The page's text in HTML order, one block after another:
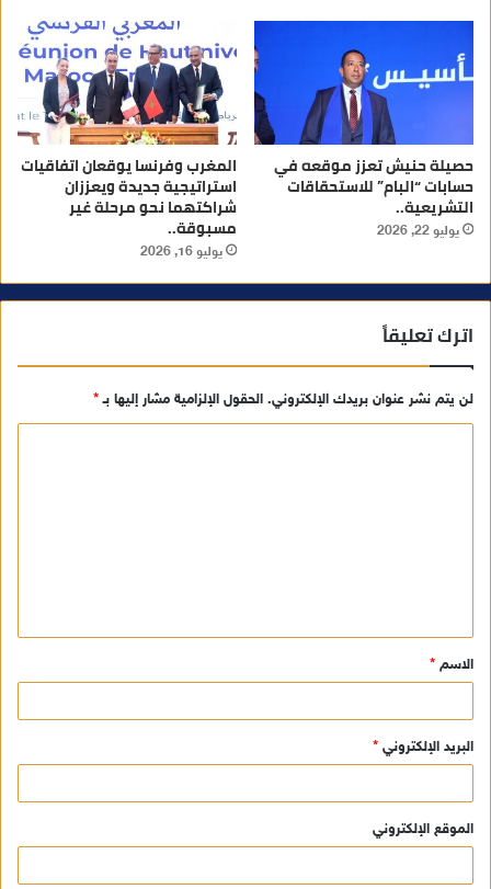
حصيلة حنيش تعزز موقعه في
حسابات “البام” للاستحقاقات
التشريعية..
يوليو 22, 2026
المغرب وفرنسا يوقعان اتفاقيات
استراتيجية جديدة ويعززان
شراكتهما نحو مرحلة غير
مسبوقة..
يوليو 16, 2026
اترك تعليقاً
لن يتم نشر عنوان بريدك الإلكتروني. الحقول الإلزامية مشار إليها بـ*
ق
*
الاسم *
البريد الإلكتروني *
الموقع الإلكتروني